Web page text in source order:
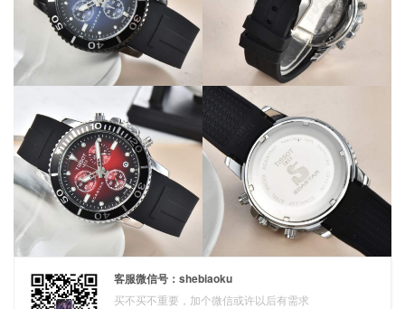
客服微信号：shebiaoku
买不买不重要，加个微信或许以后有需求